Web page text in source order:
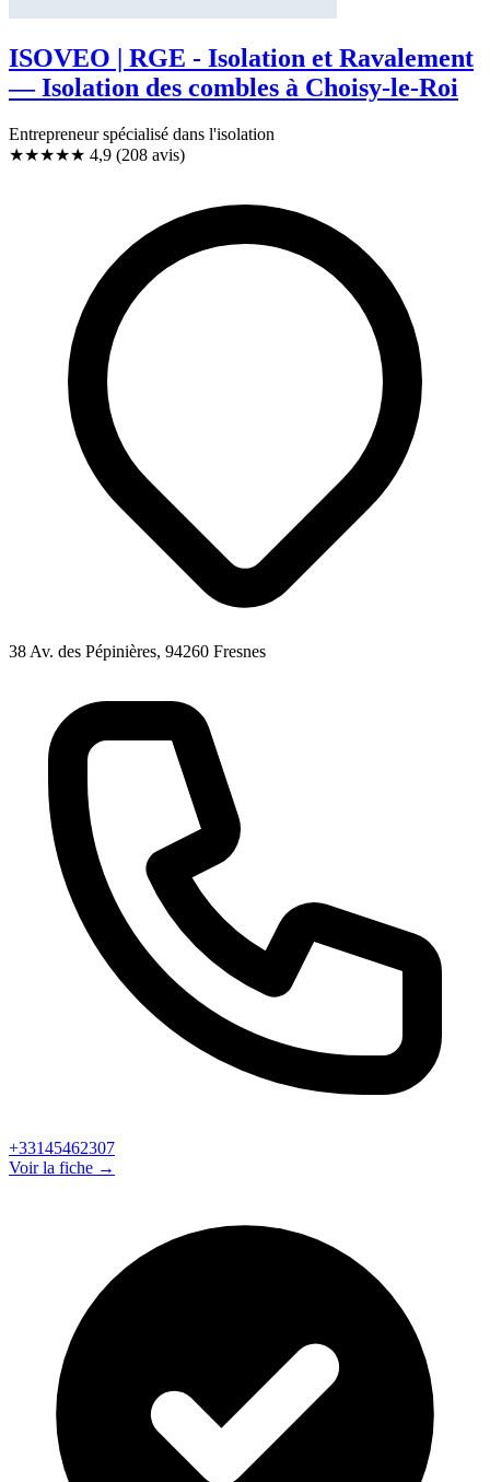
ISOVEO | RGE - Isolation et Ravalement
— Isolation des combles à Choisy-le-Roi
Entrepreneur spécialisé dans l'isolation
★★★★★ 4,9 (208 avis)
38 Av. des Pépinières, 94260 Fresnes
+33145462307
Voir la fiche →